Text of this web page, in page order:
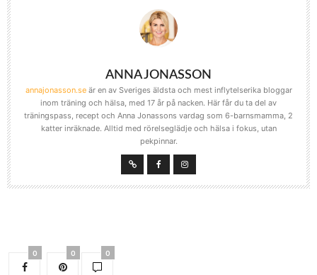
ANNA JONASSON
annajonasson.seär en av Sveriges äldsta och mest inflytelserika bloggar
inom träning och hälsa, med 17 år på nacken. Här får du ta del av
träningspass, recept och Anna Jonassons vardag som 6-barnsmamma, 2
katter inräknade. Alltid med rörelseglädje och hälsa i fokus, utan
pekpinnar.
0 0 0